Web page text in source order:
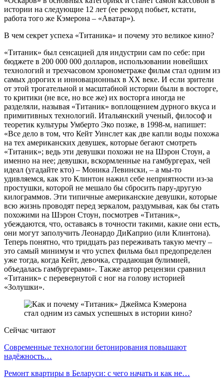
истории на следующие 12 лет (ее рекорд побьет, кстати,
работа того же Кэмерона – «Аватар»).
В чем секрет успеха «Титаника» и почему это великое кино?
«Титаник» был сенсацией для индустрии сам по себе: при
бюджете в 200 000 000 долларов, использовании новейших
технологий и трехчасовом хронометраже фильм стал одним из
самых дорогих и инновационных в XX веке. И если зрители
от этой трогательной и масштабной истории были в восторге,
то критики (не все, но все же) их восторга иногда не
разделяли, называя «Титаник» воплощением дурного вкуса и
примитивных технологий. Итальянский ученый, философ и
теоретик культуры Умберто Эко позже, в 1998-м, напишет:
«Все дело в том, что Кейт Уинслет как две капли воды похожа
на тех американских девушек, которые бегают смотреть
«Титаник»; ведь эти девушки похожи не на Шэрон Стоун, а
именно на нее; девушки, вскормленные на гамбургерах, чей
идеал (угадайте кто) – Моника Левински, – а мы-то
удивляемся, как это Клинтон нажил себе неприятности из-за
простушки, которой не мешало бы сбросить пару-другую
килограммов. Эти типичные американские девушки, которые
всю жизнь проводят перед зеркалом, раздумывая, как бы стать
похожими на Шэрон Стоун, посмотрев «Титаник»,
убеждаются, что, оставаясь в точности такими, какие они есть,
они могут заполучить Леонардо ДиКаприо (или Клинтона).
Теперь понятно, что тридцать раз переживать такую мечту –
это самый минимум и что успех фильма был предопределен
уже тогда, когда Кейт, девочка, страдающая булимией,
объедалась гамбургерами». Также автор рецензии сравнил
«Титаник» с перевернутой с ног на голову историей
«Золушки».
Сейчас читают
Современные технологии бетонирования повышают
надёжность…
Ремонт квартиры в Беларуси: с чего начать и как не…